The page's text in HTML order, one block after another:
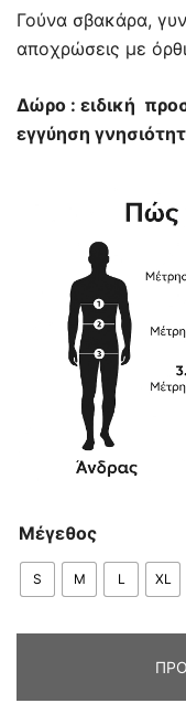
was:
Γούνα σβακάρα,
αποχρώσεις με
Δώρο : ειδική
εγγύηση
Μέγεθος
S M L XL